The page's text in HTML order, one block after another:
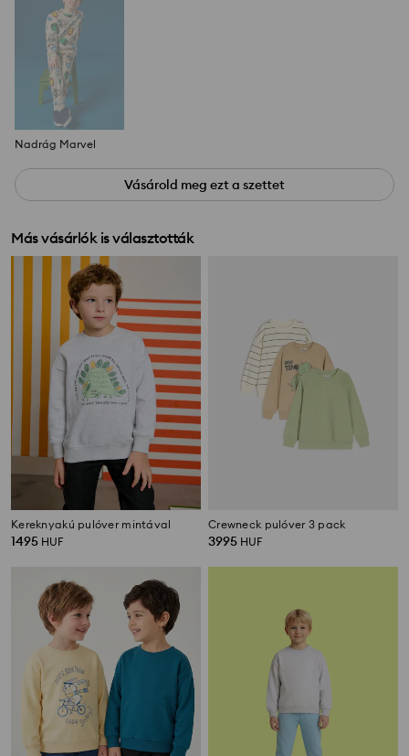
Nadrág Marvel
Vásárold meg ezt a szettet
Más vásárlók is választották
Kereknyakú pulóver mintával
1495 HUF
Crewneck pulóver 3 pack
3995 HUF